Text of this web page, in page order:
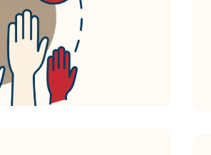
pratiques et d’attirer des
de fréquentation, nous
afin de renouveler l’offre,
vitalité de la randonnée.